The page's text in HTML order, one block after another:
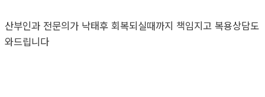
산부인과 전문의가 낙태후 회복되실때까지 책임지고 복용상담도
와드립니다